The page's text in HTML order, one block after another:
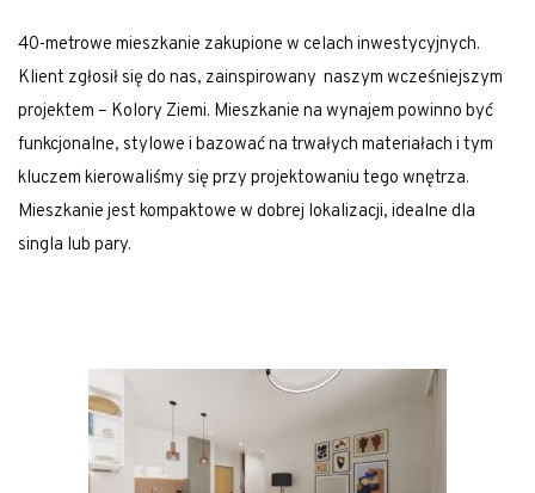
40-metrowe mieszkanie zakupione w celach inwestycyjnych.
Klient zgłosił się do nas, zainspirowany naszym wcześniejszym
projektem – Kolory Ziemi. Mieszkanie na wynajem powinno być
funkcjonalne, stylowe i bazować na trwałych materiałach i tym
kluczem kierowaliśmy się przy projektowaniu tego wnętrza.
Mieszkanie jest kompaktowe w dobrej lokalizacji, idealne dla
singla lub pary.